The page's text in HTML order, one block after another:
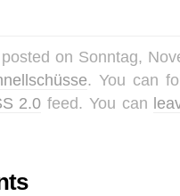
on Sonntag,
. You can
2.0 feed. You can